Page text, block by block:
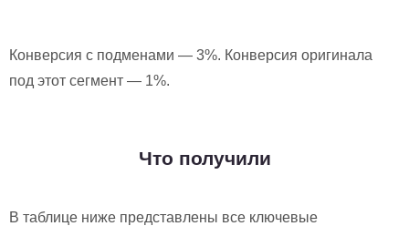
Конверсия с подменами — 3%. Конверсия оригинала
под этот сегмент — 1%.
Что получили
В таблице ниже представлены все ключевые